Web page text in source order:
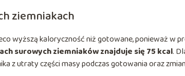
ziemniakach
wyższą kaloryczność niż gotowane, ponieważ w
surowych ziemniaków znajduje się 75 kcal.
z utraty części masy podczas gotowania oraz